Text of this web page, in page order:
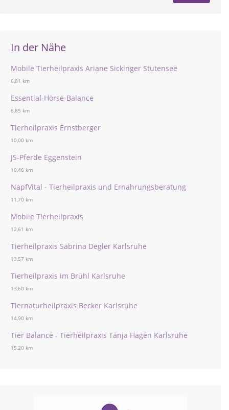
In der Nähe
Mobile Tierheilpraxis Ariane Sickinger Stutensee
6,81 km
Essential-Horse-Balance
6,85 km
Tierheilpraxis Ernstberger
10,00 km
JS-Pferde Eggenstein
10,46 km
NapfVital - Tierheilpraxis und Ernährungsberatung
11,70 km
Mobile Tierheilpraxis
12,61 km
Tierheilpraxis Sabrina Degler Karlsruhe
13,57 km
Tierheilpraxis im Brühl Karlsruhe
13,60 km
Tiernaturheilpraxis Becker Karlsruhe
14,90 km
Tier Balance - Tierheilpraxis Tanja Hagen Karlsruhe
15,20 km